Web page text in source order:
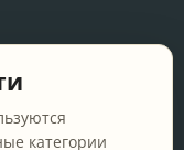
и не
определяемой
ГК РФ.
категории